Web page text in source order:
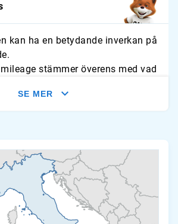
kan ha en betydande inverkan på
stämmer överens med vad
avläsningarna med typliga
SE MER